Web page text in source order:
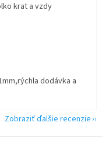
krat a vzdy
z 5 hviezdičiek.
dodávka a
Zobraziť ďalšie recenzie